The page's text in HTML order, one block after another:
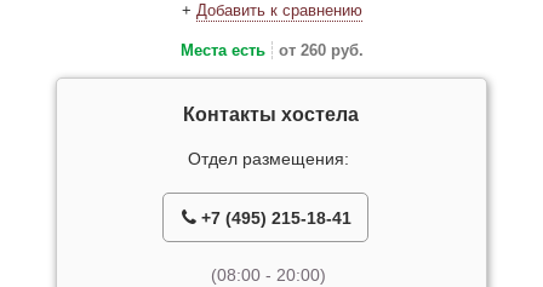
+ Добавить к сравнению
Места есть от 260 руб.
Контакты хостела
Отдел размещения:
+7 (495) 215-18-41
(08:00 - 20:00)